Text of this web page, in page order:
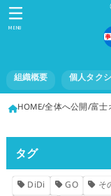
組織概要 個人タク
MENU
HOME全体へ公開 富
タグ
DiDi GO そ